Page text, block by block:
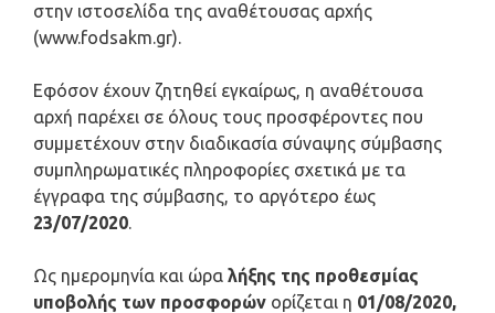
στην ιστοσελίδα της αναθέτουσας αρχής
(www.fodsakm.gr).
Εφόσον έχουν ζητηθεί εγκαίρως, η αναθέτουσα
αρχή παρέχει σε όλους τους προσφέροντες που
συμμετέχουν στην διαδικασία σύναψης σύμβασης
συμπληρωματικές πληροφορίες σχετικά με τα
έγγραφα της σύμβασης, το αργότερο έως
23/07/2020.
Ως ημερομηνία και ώρα λήξης της προθεσμίας
υποβολής των προσφορών ορίζεται η 01/08/2020,